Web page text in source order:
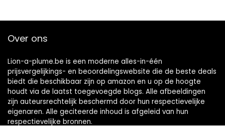
Over ons
Lion-a-plume.be is een moderne alles-in-één
prijsvergelijkings- en beoordelingswebsite die de beste deals
biedt die beschikbaar zijn op amazon en u op de hoogte
houdt via de laatst toegevoegde blogs. Alle afbeeldingen
zijn auteursrechtelijk beschermd door hun respectievelijke
eigenaren. Alle geciteerde inhoud is afgeleid van hun
respectievelijke bronnen.